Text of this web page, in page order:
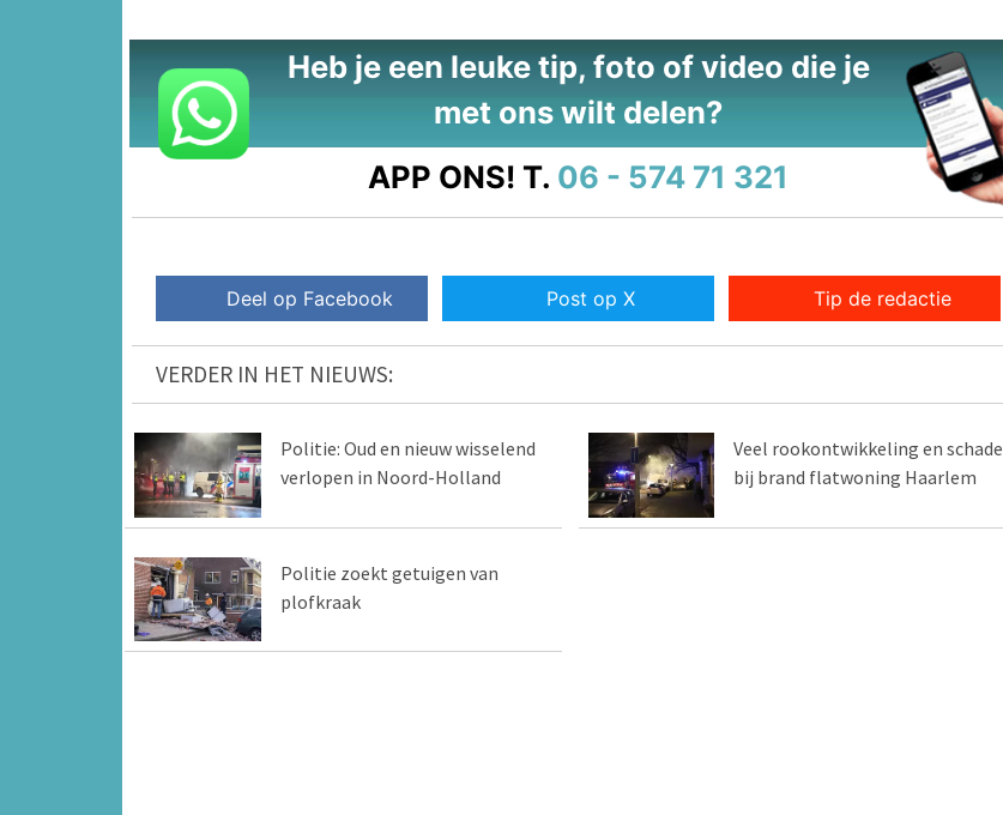
Heb je een leuke tip, foto of video die je
met ons wilt delen?
APP ONS! T. 06 - 574 71 321
Deel op Facebook Post op X Tip de redactie
VERDER IN HET NIEUWS:
Politie: Oud en nieuw wisselend
verlopen in Noord-Holland
Veel rookontwikkeling en schade
bij brand flatwoning Haarlem
Politie zoekt getuigen van
plofkraak